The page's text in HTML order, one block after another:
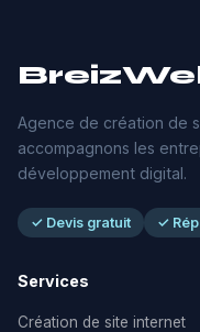
Agence de création de
accompagnons les
développement digital.
✓ Devis gratuit ✓
Services
Création de site internet